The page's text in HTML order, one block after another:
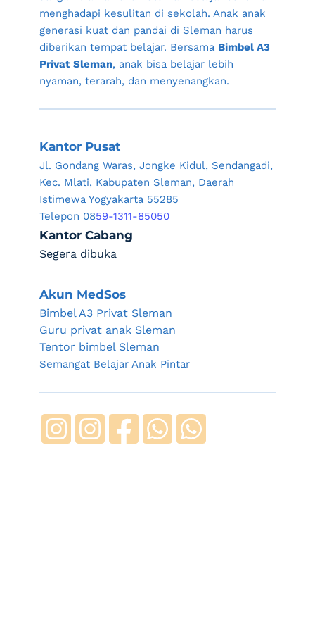
menghadapi kesulitan di sekolah. Anak anak
generasi kuat dan pandai di Sleman harus
diberikan tempat belajar. Bersama Bimbel A3
Privat Sleman, anak bisa belajar lebih
nyaman, terarah, dan menyenangkan.
Kantor Pusat
Jl. Gondang Waras, Jongke Kidul, Sendangadi,
Kec. Mlati, Kabupaten Sleman, Daerah
Istimewa Yogyakarta 55285
Telepon 0859-1311-85050
Kantor Cabang
Segera dibuka
Akun MedSos
Bimbel A3 Privat Sleman
Guru privat anak Sleman
Tentor bimbel Sleman
Semangat Belajar Anak Pintar